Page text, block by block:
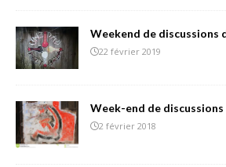
Weekend de discussions
22 février 2019
Week-end de discussions
2 février 2018